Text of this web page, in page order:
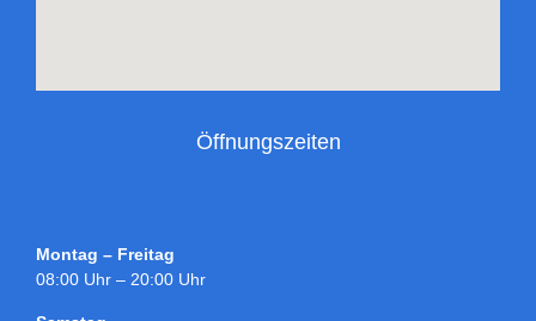
Öffnungszeiten
Montag – Freitag
08:00 Uhr – 20:00 Uhr